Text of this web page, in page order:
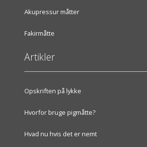
Akupressur måtter
Fakirmåtte
Artikler
Opskriften på lykke
Hvorfor bruge pigmåtte?
Hvad nu hvis det er nemt